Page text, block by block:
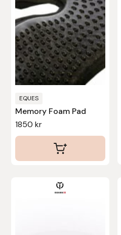
EQUES
Memory Foam Pad
1850kr
Uhip
Uvex
Vals
Veredus
Walsh
Werkman Hoofcare